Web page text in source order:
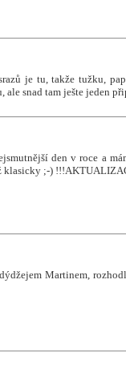
je tu, takže tužku,
snad tam ješte jeden
den v roce a
klasicky ;-)
Martinem,